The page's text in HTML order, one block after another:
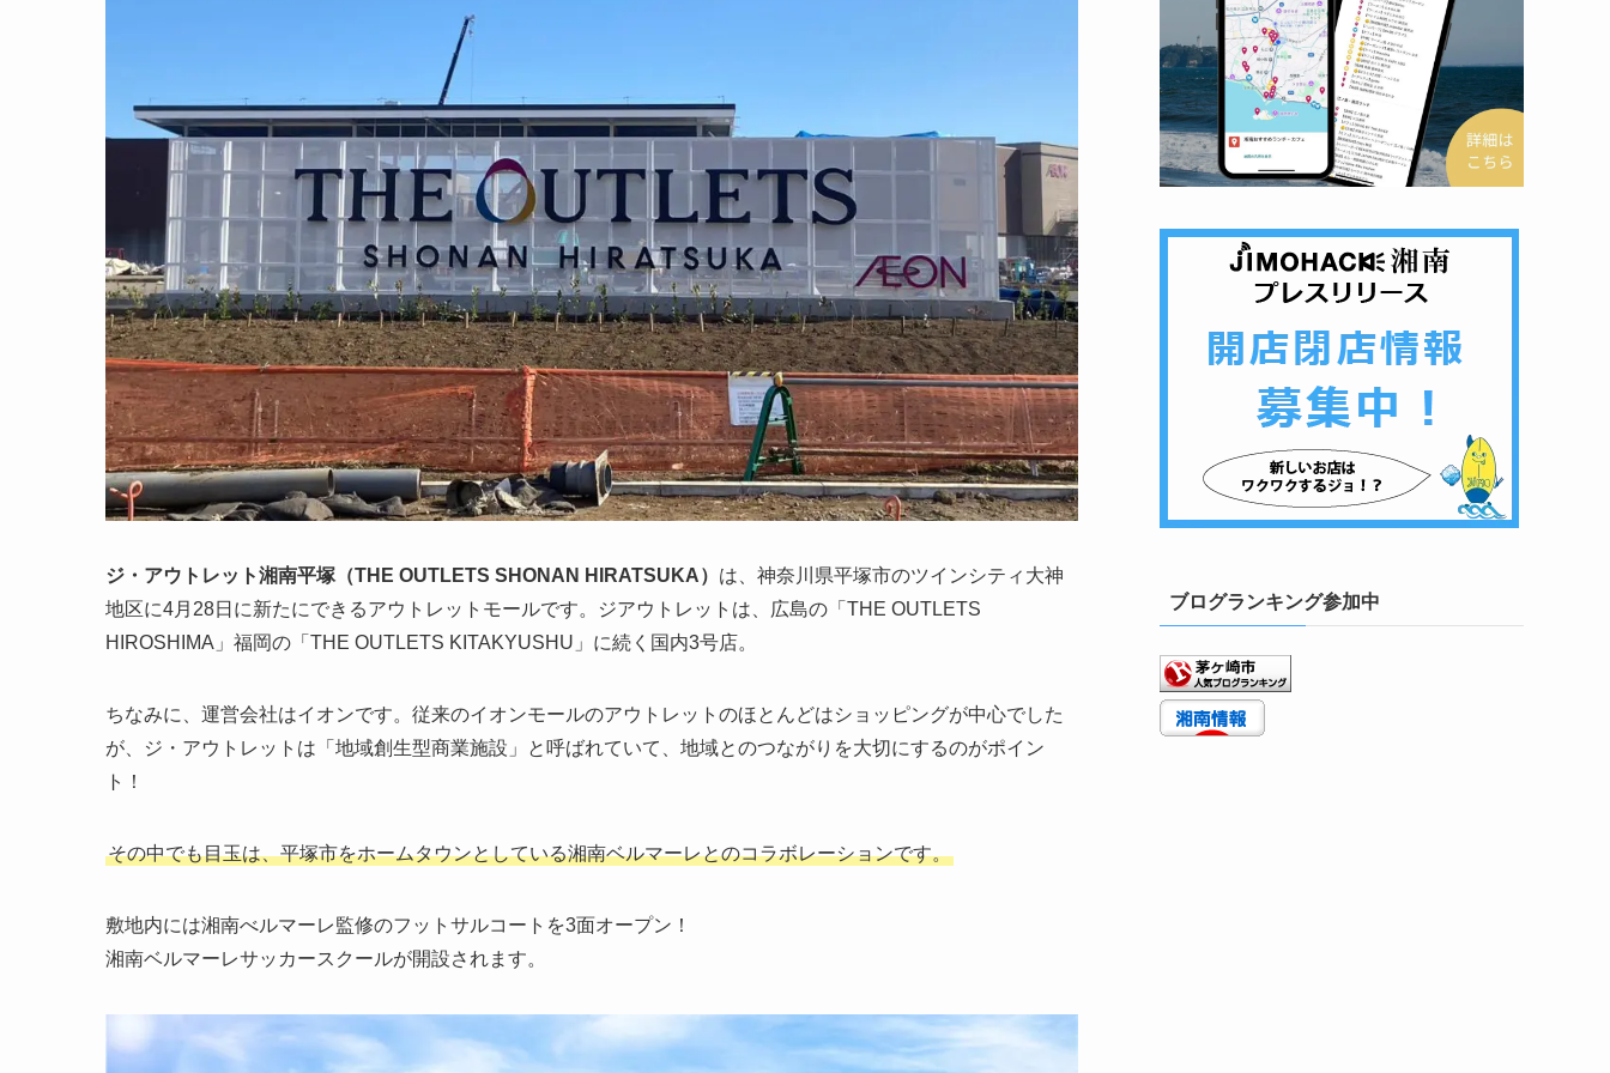
ジ・アウトレット湘南平塚（THE OUTLETS SHONAN HIRATSUKA） は、神奈川県平塚市のツインシティ大神
地区に4月28日に新たにできるアウトレットモールです。ジアウトレットは、広島の「THE OUTLETS
HIROSHIMA」福岡の「THE OUTLETS KITAKYUSHU」に続く国内3号店。
ちなみに、運営会社はイオンです。従来のイオンモールのアウトレットのほとんどはショッピングが中心でした
が、ジ・アウトレットは「地域創生型商業施設」と呼ばれていて、地域とのつながりを大切にするのがポイン
ト！
その中でも目玉は、平塚市をホームタウンとしている湘南ベルマーレとのコラボレーションです。
敷地内には湘南べルマーレ監修のフットサルコートを3面オープン！
湘南ベルマーレサッカースクールが開設されます。
ブログランキング参加中